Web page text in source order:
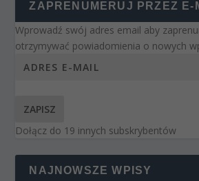
ZAPRENUMERUJ PRZEZ E-
Wprowadź swój adres email aby
otrzymywać powiadomienia o nowych
ZAPISZ
Dołącz do 19 innych subskrybentów
NAJNOWSZE WPISY